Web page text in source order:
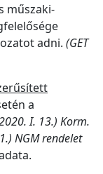
műszaki-
adni. (GET
a
I. 13.) Korm.
NGM rendelet